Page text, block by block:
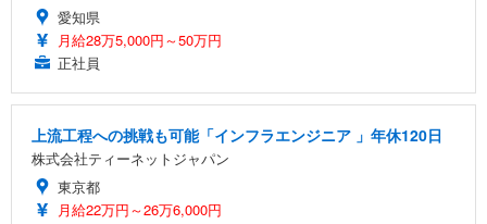
愛知県
月給28万5,000円～50万円
正社員
上流工程への挑戦も可能「インフラエンジニア 」年休120日
株式会社ティーネットジャパン
東京都
月給22万円～26万6,000円